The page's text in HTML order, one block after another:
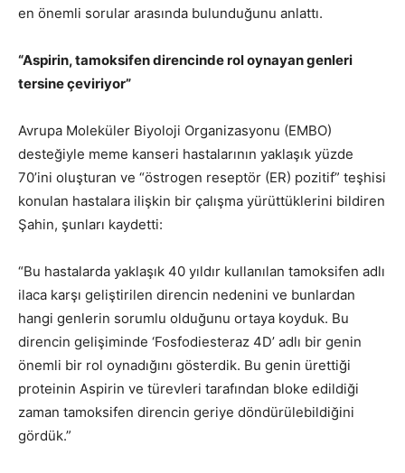
en önemli sorular arasında bulunduğunu anlattı.
“Aspirin, tamoksifen direncinde rol oynayan genleri
tersine çeviriyor”
Avrupa Moleküler Biyoloji Organizasyonu (EMBO)
desteğiyle meme kanseri hastalarının yaklaşık yüzde
70’ini oluşturan ve “östrogen reseptör (ER) pozitif” teşhisi
konulan hastalara ilişkin bir çalışma yürüttüklerini bildiren
Şahin, şunları kaydetti:
“Bu hastalarda yaklaşık 40 yıldır kullanılan tamoksifen adlı
ilaca karşı geliştirilen direncin nedenini ve bunlardan
hangi genlerin sorumlu olduğunu ortaya koyduk. Bu
direncin gelişiminde ‘Fosfodiesteraz 4D’ adlı bir genin
önemli bir rol oynadığını gösterdik. Bu genin ürettiği
proteinin Aspirin ve türevleri tarafından bloke edildiği
zaman tamoksifen direncin geriye döndürülebildiğini
gördük.”